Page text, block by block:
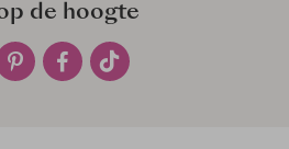
de hoogte